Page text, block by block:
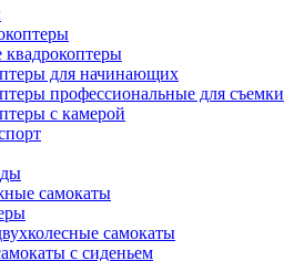
для начинающих
профессиональные для съемки
с камерой
самокаты
самокаты
с сиденьем